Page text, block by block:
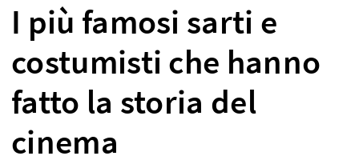
I più famosi sarti e
costumisti che hanno
fatto la storia del
cinema